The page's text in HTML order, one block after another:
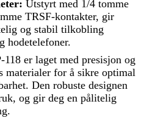
Utstyrt med 1/4 tomme
TRSF-kontakter, gir
og stabil tilkobling
hodetelefoner.
118 er laget med presisjon og
materialer for å sikre optimal
Den robuste designen
og gir deg en pålitelig